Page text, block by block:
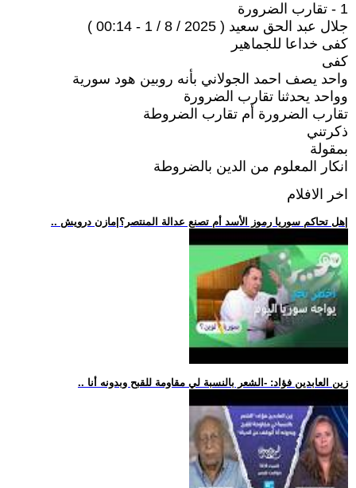
1 - تقارب الضرورة
جلال عبد الحق سعيد ( 2025 / 8 / 1 - 00:14 )
كفى خداعا للجماهير
كفى
واحد يصف احمد الجولاني بأنه روبين هود سورية
وواحد يحدثنا تقارب الضرورة
تقارب الضرورة أم تقارب الضروطة
ذكرتني
بمقولة
انكار المعلوم من الدين بالضروطة
اخر الافلام
.. زين العابدين فؤاد: -الشعر بالنسبة لي مقاومة للقبح وبدونه أنا